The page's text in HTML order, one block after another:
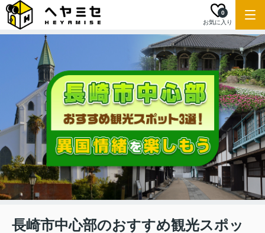
お気に入り
0
長崎市中心部のおすすめ観光スポッ